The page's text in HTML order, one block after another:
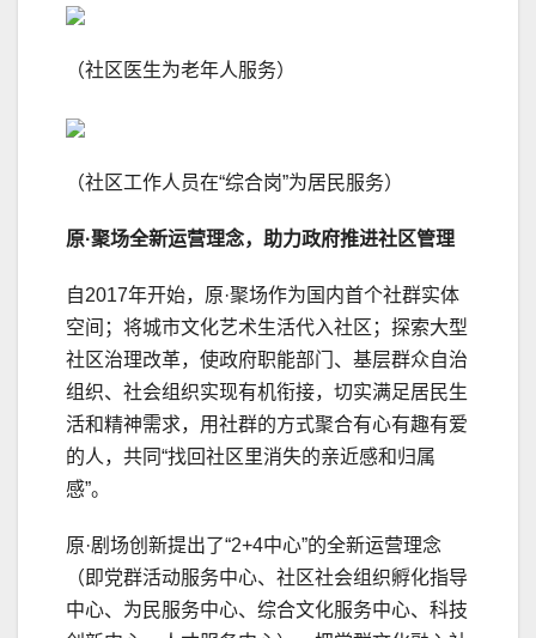
（社区医生为老年人服务）
（社区工作人员在“综合岗”为居民服务）
原·聚场全新运营理念， 助力政府推进社区管理
自2017年开始，原·聚场作为国内首个社群实体
空间；将城市文化艺术生活代入社区；探索大型
社区治理改革，使政府职能部门、基层群众自治
组织、社会组织实现有机衔接，切实满足居民生
活和精神需求，用社群的方式聚合有心有趣有爱
的人，共同“找回社区里消失的亲近感和归属
感”。
原·剧场创新提出了“2+4中心”的全新运营理念
（即党群活动服务中心、社区社会组织孵化指导
中心、为民服务中心、综合文化服务中心、科技